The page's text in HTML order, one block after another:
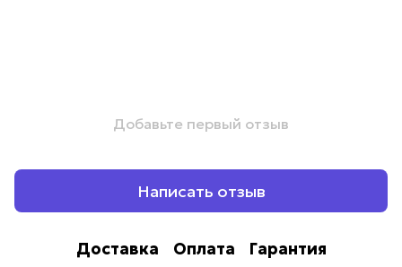
Добавьте первый отзыв
Написать отзыв
Доставка Оплата Гарантия